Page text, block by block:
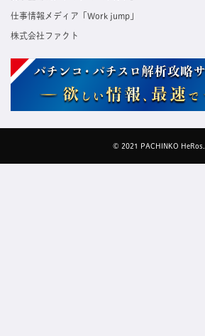
仕事情報メディア「Work jump」
株式会社ファクト
© 2021 PACHINKO HeRos.